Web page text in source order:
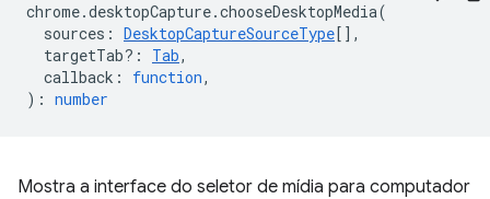
chrome.desktopCapture.chooseDesktopMedia(
sources : DesktopCaptureSourceType[],
targetTab? : Tab,
callback : function,
) : number
Mostra a interface do seletor de mídia para computador